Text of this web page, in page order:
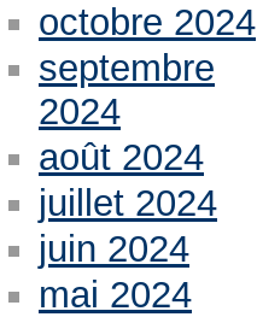
octobre 2024
septembre
2024
août 2024
juillet 2024
juin 2024
mai 2024